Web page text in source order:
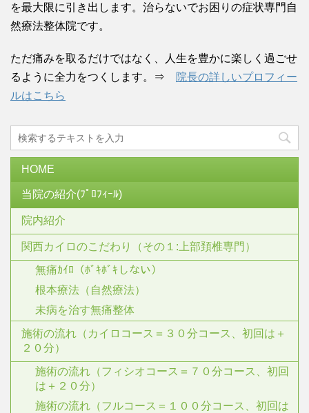
を最大限に引き出します。治らないでお困りの症状専門自
然療法整体院です。
ただ痛みを取るだけではなく、人生を豊かに楽しく過ごせ
るように全力をつくします。⇒
院長の詳しいプロフィー
ルはこちら
HOME
当院の紹介(ﾌﾟﾛﾌｨｰﾙ)
院内紹介
関西カイロのこだわり（その１:上部頚椎専門）
無痛ｶｲﾛ（ﾎﾞｷﾎﾞｷしない）
根本療法（自然療法）
未病を治す無痛整体
施術の流れ（カイロコース＝３０分コース、初回は＋
２０分）
施術の流れ（フィシオコース＝７０分コース、初回
は＋２０分）
施術の流れ（フルコース＝１００分コース、初回は